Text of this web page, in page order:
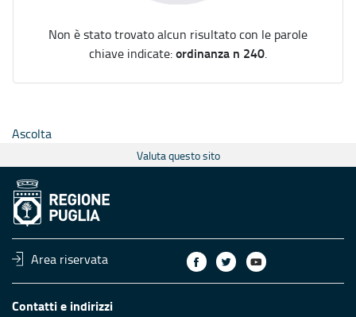
Non è stato trovato alcun risultato con le parole
chiave indicate:ordinanza n 240.
Ascolta
Valuta questo sito
Area riservata
Contatti e indirizzi